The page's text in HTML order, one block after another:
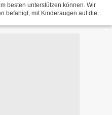
besten unterstützen können. Wir
befähigt, mit Kinderaugen auf die